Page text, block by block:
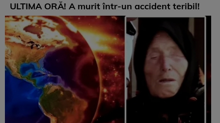
ULTIMA ORĂ! A murit într-un accident teribil!